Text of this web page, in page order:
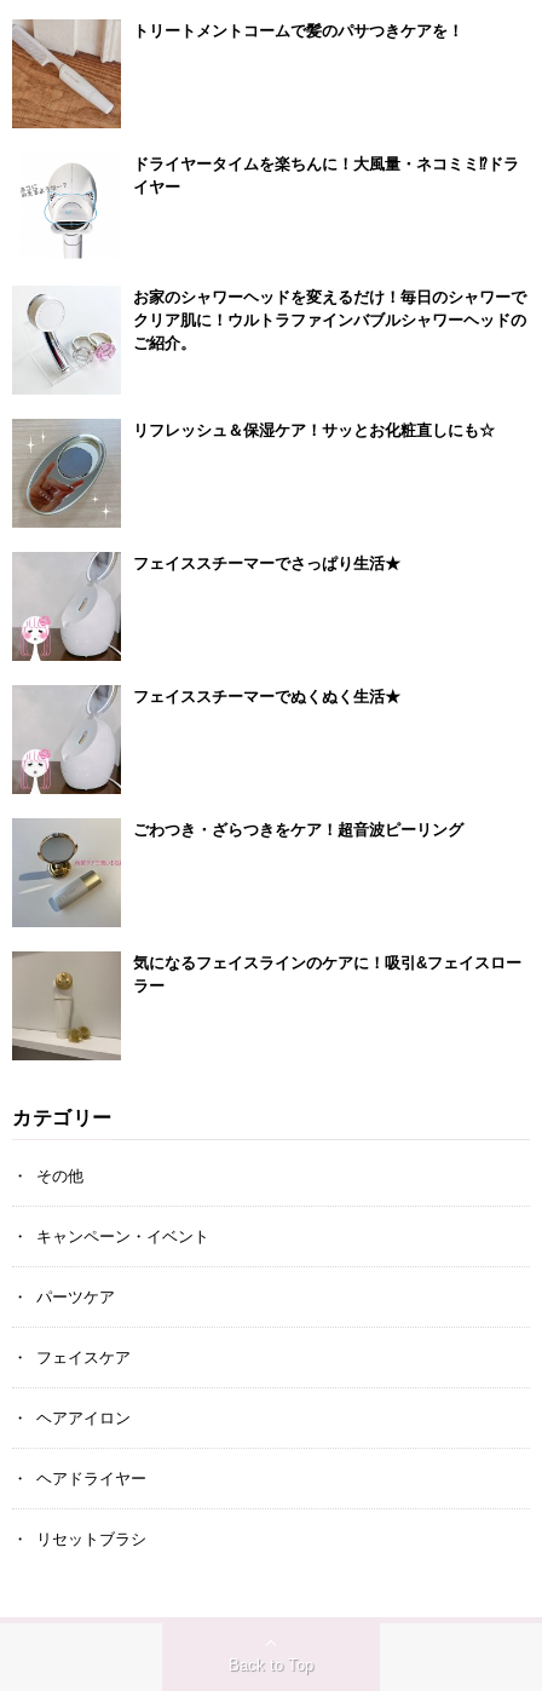
トリートメントコームで髪のパサつきケアを！
ドライヤータイムを楽ちんに！大風量・ネコミミ⁉ドラ
イヤー
お家のシャワーヘッドを変えるだけ！毎日のシャワーで
クリア肌に！ウルトラファインバブルシャワーヘッドの
ご紹介。
リフレッシュ＆保湿ケア！サッとお化粧直しにも☆
フェイススチーマーでさっぱり生活★
フェイススチーマーでぬくぬく生活★
ごわつき・ざらつきをケア！超音波ピーリング
気になるフェイスラインのケアに！吸引&フェイスロー
ラー
カテゴリー
その他
キャンペーン・イベント
パーツケア
フェイスケア
ヘアアイロン
ヘアドライヤー
リセットブラシ
Back to Top